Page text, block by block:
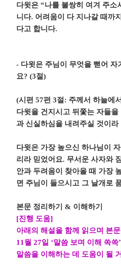
다윗은“나를 불쌍히 여겨 주소
니다. 어려움이 다 지나갈 때까
다고 합니다.
- 다윗은 주님이 무엇을 뻗어
요? (3절)
(시편57편3절: 주께서 하늘에
다윗을 건지시고 뒤쫓는 자들
과 신실하심을 내려주실 것이라
다윗은 가장 높으신 하나님이
리라 믿었어요. 무서운 사자와
안과 두려움이 찾아올 때 가장
면 주님이 들으시고 그 날개로
본문 정리하기 & 이해하기
[진행 도움]
아래의 해설을 함께 읽으며 본
11 월27일 ‘말씀 보며 이해 쏙쏙
말씀을 이해하는 데 도움이 될